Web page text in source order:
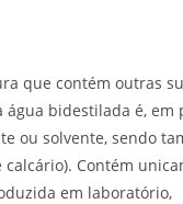
que contém outras
água bidestilada é, em
ou solvente, sendo
Contém
em laboratório,